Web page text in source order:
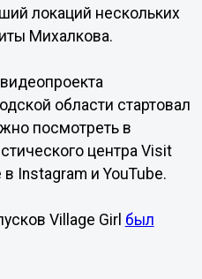
локаций нескольких
Михалкова.
области стартовал
посмотреть в
центра Visit
в Instagram и YouTube.
Village Girl был